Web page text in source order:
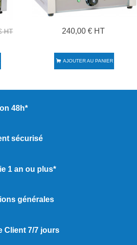
HT 240,00 € HT
AJOUTER AU PANIER
48h*
sécurisé
1 an ou plus*
générales
Client 7/7 jours